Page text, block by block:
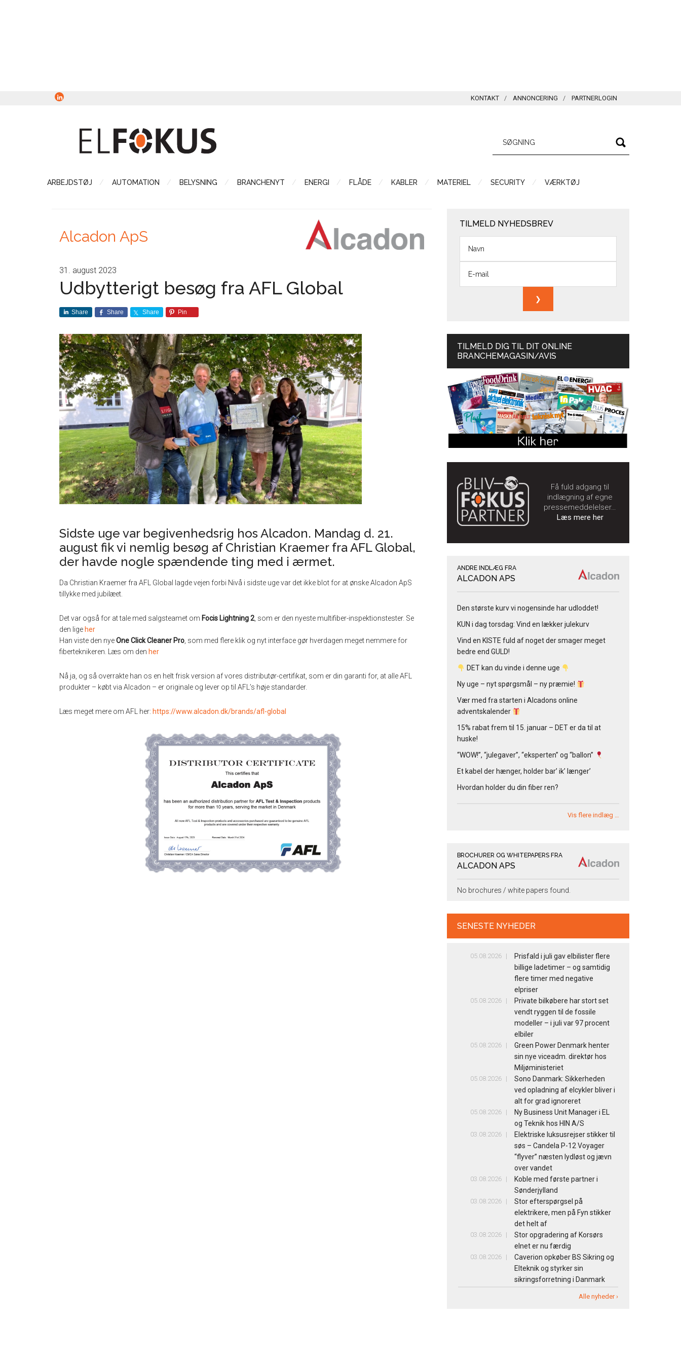
KONTAKT ANNONCERING PARTNERLOGIN
ARBEJDSTØJ AUTOMATION BELYSNING BRANCHENYT ENERGI FLÅDE KABLER MATERIEL SECURITY VÆRKTØJ
Alcadon ApS
31. august 2023
Udbytterigt besøg fra AFL Global
Share Share Share Pin
Sidste uge var begivenhedsrig hos Alcadon. Mandag d. 21.
august fik vi nemlig besøg af Christian Kraemer fra AFL Global,
der havde nogle spændende ting med i ærmet.
Da Christian Kraemer fra AFL Global lagde vejen forbi Nivå i sidste uge var det ikke blot for at ønske Alcadon ApS
tillykke med jubilæet.
Det var også for at tale med salgsteamet om Focis Lightning 2, som er den nyeste multifiber-inspektionstester. Se
den lige her
Han viste den nyeOne Click Cleaner Pro , som med flere klik og nyt interface gør hverdagen meget nemmere for
fiberteknikeren. Læs om den her
Nå ja, og så overrakte han os en helt frisk version af vores distributør-certifikat, som er din garanti for, at alle AFL
produkter – købt via Alcadon – er originale og lever op til AFL’s høje standarder.
Læs meget mere om AFL her: https://www.alcadon.dk/brands/afl-global
TILMELD NYHEDSBREV
TILMELD DIG TIL DIT ONLINE
BRANCHEMAGASIN/AVIS
Få fuld adgang til
indlægning af egne
pressemeddelelser…
Læs mere her
ANDRE INDLÆG FRA
ALCADON APS
Den største kurv vi nogensinde har udloddet!
KUN i dag torsdag: Vind en lækker julekurv
Vind en KISTE fuld af noget der smager meget
bedre end GULD!
DET kan du vinde i denne uge
Ny uge – nyt spørgsmål – ny præmie!
Vær med fra starten i Alcadons online
adventskalender
15% rabat frem til 15. januar – DET er da til at
huske!
“WOW!”, “julegaver”, “eksperten” og “ballon”
Et kabel der hænger, holder bar’ ik’ længer’
Hvordan holder du din fiber ren?
Vis flere indlæg …
BROCHURER OG WHITEPAPERS FRA
ALCADON APS
No brochures / white papers found.
SENESTE NYHEDER
05.08.2026
Prisfald i juli gav elbilister flere
billige ladetimer – og samtidig
flere timer med negative
elpriser
05.08.2026
Private bilkøbere har stort set
vendt ryggen til de fossile
modeller – i juli var 97 procent
elbiler
05.08.2026
Green Power Denmark henter
sin nye viceadm. direktør hos
Miljøministeriet
05.08.2026
Sono Danmark: Sikkerheden
ved opladning af elcykler bliver i
alt for grad ignoreret
05.08.2026
Ny Business Unit Manager i EL
og Teknik hos HIN A/S
03.08.2026
Elektriske luksusrejser stikker til
søs – Candela P-12 Voyager
“flyver” næsten lydløst og jævn
over vandet
03.08.2026
Koble med første partner i
Sønderjylland
03.08.2026
Stor efterspørgsel på
elektrikere, men på Fyn stikker
det helt af
03.08.2026
Stor opgradering af Korsørs
elnet er nu færdig
03.08.2026
Caverion opkøber BS Sikring og
Elteknik og styrker sin
sikringsforretning i Danmark
Alle nyheder ›